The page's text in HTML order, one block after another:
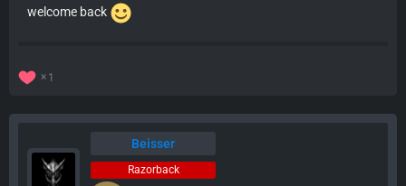
welcome back
1
Beisser
Razorback